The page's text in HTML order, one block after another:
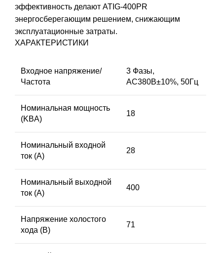
эффективность делают ATIG-400PR
энергосберегающим решением, снижающим
эксплуатационные затраты.
ХАРАКТЕРИСТИКИ
Входное напряжение/
Частота
3 Фазы,
AC380В±10%, 50Гц
Номинальная мощность
(KВA)
18
Номинальный входной
ток (A)
28
Номинальный выходной
ток (A)
400
Напряжение холостого
хода (В)
71